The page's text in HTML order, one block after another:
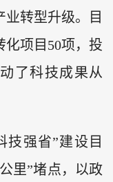
转型升级。目
项目50项，投
了科技成果从
技强省”建设目
里”堵点，以政